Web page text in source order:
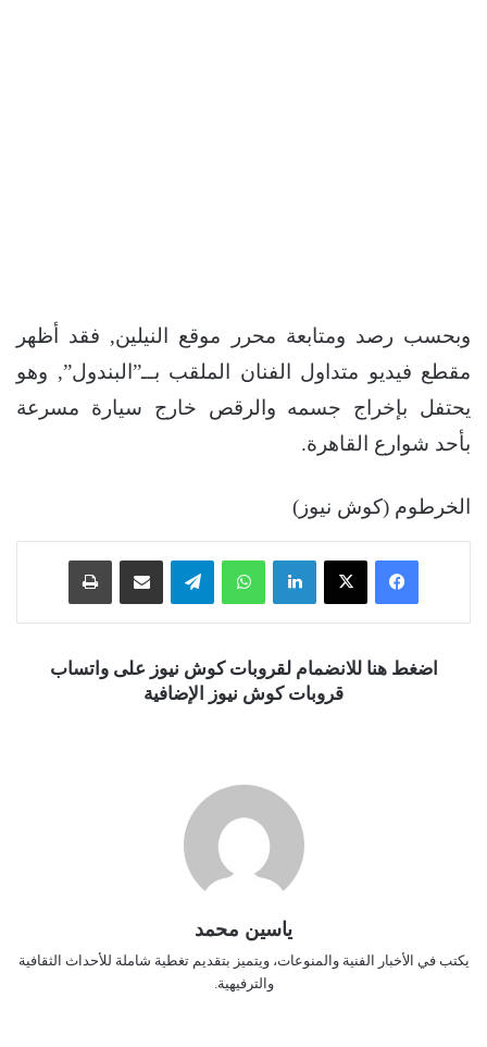
وبحسب رصد ومتابعة محرر موقع النيلين, فقد أظهر
مقطع فيديو متداول الفنان الملقب بــ”البندول”, وهو
يحتفل بإخراج جسمه والرقص خارج سيارة مسرعة
بأحد شوارع القاهرة.
الخرطوم (كوش نيوز)
فيسبوك ‫X لينكدإن واتساب تيلقرام
اضغط هنا للانضمام لقروبات كوش نيوز على واتساب
قروبات كوش نيوز الإضافية
ياسين محمد
يكتب في الأخبار الفنية والمنوعات، ويتميز بتقديم تغطية شاملة للأحداث الثقافية
والترفيهية.